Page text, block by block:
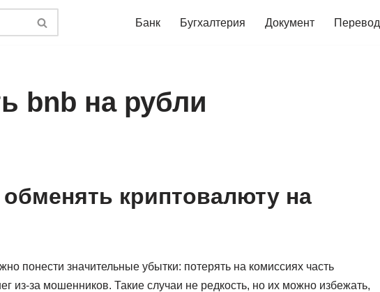
Банк Бугхалтерия Документ Перевод
bnb на рубли
криптовалюту на
понести значительные убытки: потерять на комиссиях часть
из-за мошенников. Такие случаи не редкость, но их можно избежать,